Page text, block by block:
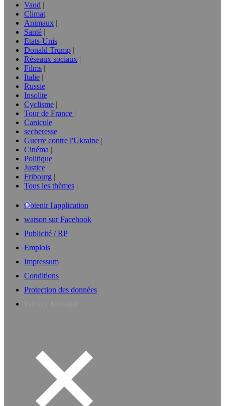
Vaud
Climat
Animaux
Santé
Etats-Unis
Donald Trump
Réseaux sociaux
Films
Italie
Russie
Insolite
Cyclisme
Tour de France
Canicule
secheresse
Guerre contre l'Ukraine
Cinéma
Politique
Justice
Fribourg
Tous les thèmes
Obtenir l'application
watson sur Facebook
Publicité / RP
Emplois
Impressum
Conditions
Protection des données